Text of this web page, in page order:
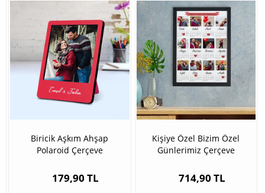
Biricik Aşkım Ahşap
Polaroid Çerçeve
179,90 TL
Kişiye Özel Bizim Özel
Günlerimiz Çerçeve
714,90 TL